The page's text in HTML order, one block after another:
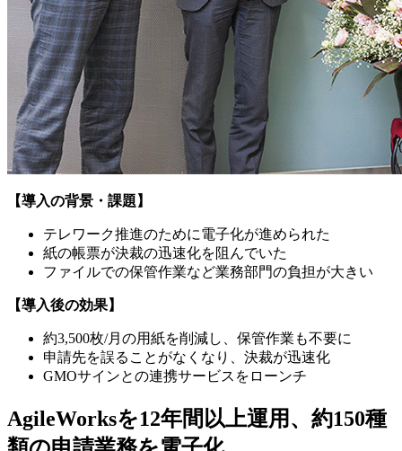
【導入の背景・課題】
テレワーク推進のために電子化が進められた
紙の帳票が決裁の迅速化を阻んでいた
ファイルでの保管作業など業務部門の負担が大きい
【導入後の効果】
約3,500枚/月の用紙を削減し、保管作業も不要に
申請先を誤ることがなくなり、決裁が迅速化
GMOサインとの連携サービスをローンチ
AgileWorksを12年間以上運用、約150種